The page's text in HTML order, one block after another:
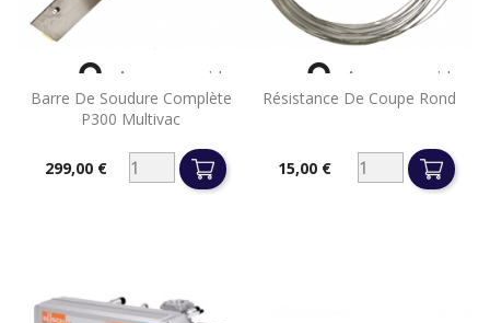
Barre De Soudure Complète
P300 Multivac
Prix299,00 €
 Aperçu rapide
Résistance De Coupe Rond
15,00 €
 Aperçu rapide